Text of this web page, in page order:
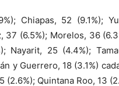
Chiapas, 52 (9.1%);
37 (6.5%); Morelos, 36
Nayarit, 25 (4.4%);
y Guerrero, 18 (3.1%)
(2.6%); Quintana Roo, 13